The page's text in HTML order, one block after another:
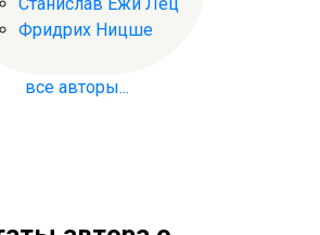
Фридрих Ницше
все авторы...